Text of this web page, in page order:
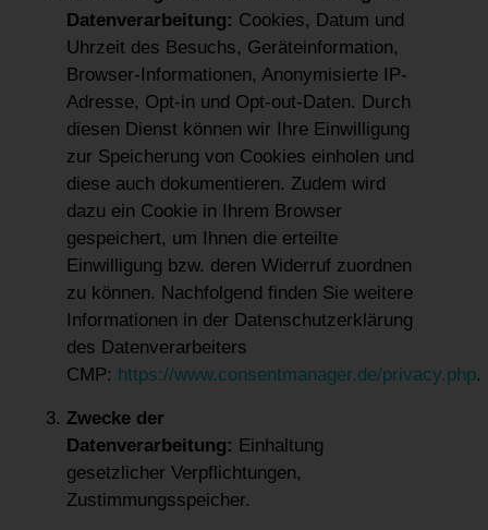
Datenverarbeitung: Cookies, Datum und
Uhrzeit des Besuchs, Geräteinformation,
Browser-Informationen, Anonymisierte IP-
Adresse, Opt-in und Opt-out-Daten. Durch
diesen Dienst können wir Ihre Einwilligung
zur Speicherung von Cookies einholen und
diese auch dokumentieren. Zudem wird
dazu ein Cookie in Ihrem Browser
gespeichert, um Ihnen die erteilte
Einwilligung bzw. deren Widerruf zuordnen
zu können. Nachfolgend finden Sie weitere
Informationen in der Datenschutzerklärung
des Datenverarbeiters
CMP: https://www.consentmanager.de/privacy.php.
Zwecke der
Datenverarbeitung: Einhaltung
gesetzlicher Verpflichtungen,
Zustimmungsspeicher.